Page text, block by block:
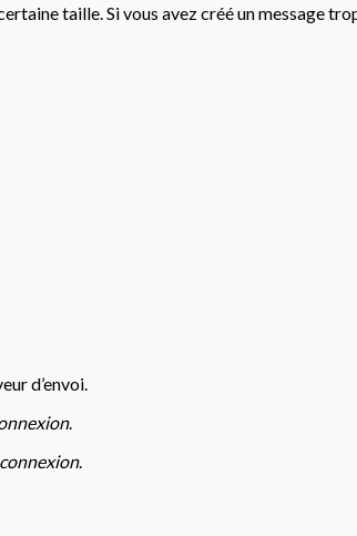
taille. Si vous avez créé un message
d’envoi.
.
.